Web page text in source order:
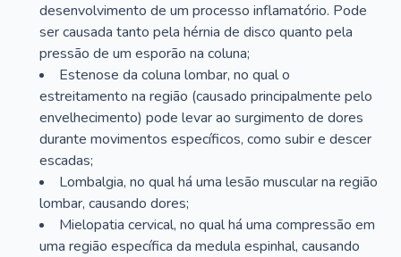
desenvolvimento de um processo inflamatório. Pode
ser causada tanto pela hérnia de disco quanto pela
pressão de um esporão na coluna;
Estenose da coluna lombar, no qual o
estreitamento na região (causado principalmente pelo
envelhecimento) pode levar ao surgimento de dores
durante movimentos específicos, como subir e descer
escadas;
Lombalgia, no qual há uma lesão muscular na região
lombar, causando dores;
Mielopatia cervical, no qual há uma compressão em
uma região específica da medula espinhal, causando